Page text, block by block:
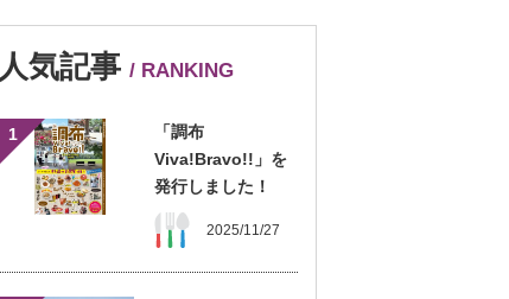
人気記事 / RANKING
1
「調布
Viva!Bravo!!」を
発行しました！
2025/11/27